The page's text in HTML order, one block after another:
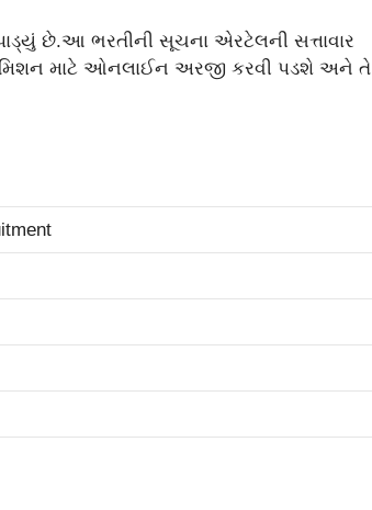
છે.આ ભરતીની સૂચના એરટેલની સત્તાવાર
માટે ઓનલાઈન અરજી કરવી પડશે અને તે